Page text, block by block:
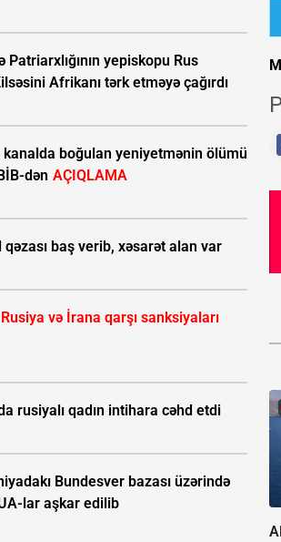
Patriarxlığının yepiskopu Rus
Afrikanı tərk etməyə çağırdı
kanalda boğulan yeniyetmənin ölümü
dən AÇIQLAMA
baş verib, xəsarət alan var
və İrana qarşı sanksiyaları
rusiyalı qadın intihara cəhd etdi
Bundesver bazası üzərində
lar aşkar edilib